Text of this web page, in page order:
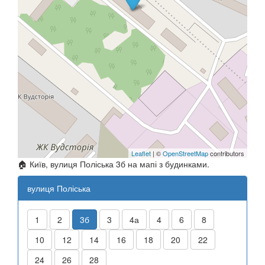
Leaflet | ©OpenStreetMapcontributors
🏠 Київ, вулиця Поліська 3б на мапі з будинками.
вулиця Поліська
1 2 3б 3 4а 4 6
8
10
12 14 16 18 20
22
24
26 28